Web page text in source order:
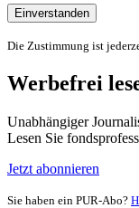
Einverstanden
Die Zustimmung ist
Werbefrei
Unabhängiger
Lesen Sie
Jetzt abonnieren
Sie haben ein PUR-Abo?